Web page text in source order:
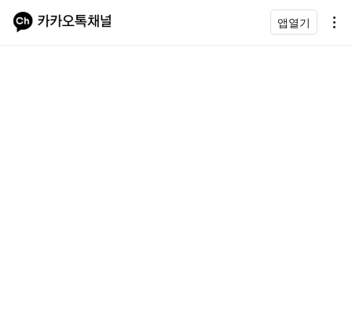
앱열기